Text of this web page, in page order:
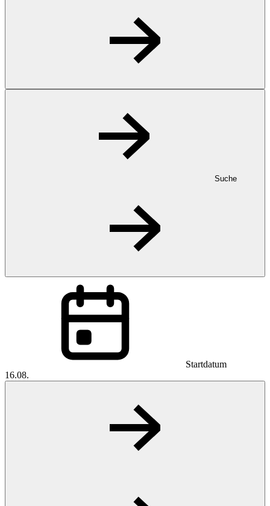
Suche
Startdatum
16.08.